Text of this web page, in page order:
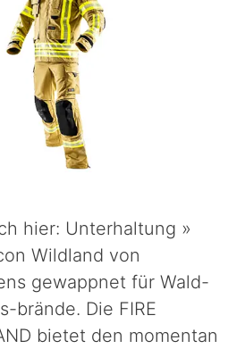
hier: Unterhaltung »
Wildland von
gewappnet für Wald-
brände. Die FIRE
bietet den momentan